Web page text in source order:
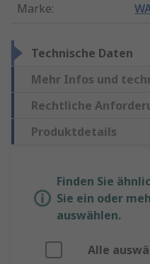
Marke:
Technische Daten
Mehr Infos und
Rechtliche
Produktdetails
Finden Sie
Sie ein oder
auswählen.
Alle